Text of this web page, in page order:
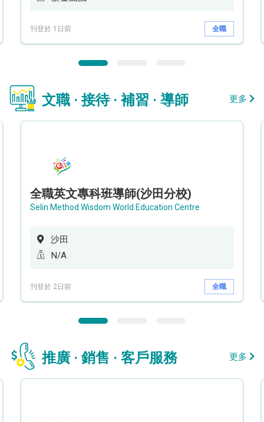
刊登於 1日前 全職
文職 · 接待 · 補習 · 導師 更多
全職英文專科班導師(沙田分校)
Selin Method Wisdom World Education Centre
沙田
N/A
刊登於 2日前 全職
推廣 · 銷售 · 客戶服務 更多